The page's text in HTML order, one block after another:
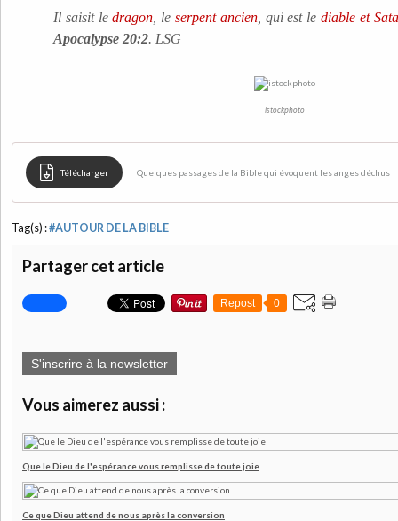
Il saisit ledragon , le serpent ancien, qui est le diable et
Apocalypse 20:2. LSG
istockphoto
Télécharger Quelques passages de la Bible qui évoquent les anges déchus
Tag(s) :#AUTOUR DE LA BIBLE
Partager cet article
Repost 0
S'inscrire à la newsletter
Vous aimerez aussi :
Que le Dieu de l'espérance vous remplisse de toute joie
Ce que Dieu attend de nous après la conversion